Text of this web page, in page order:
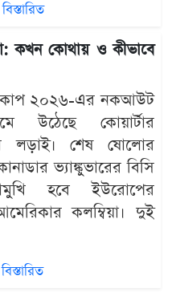
বিস্তারিত
কখন কোথায় ও কীভাবে
২০২৬-এর নকআউট
উঠেছে কোয়ার্টার
লড়াই। শেষ ষোলোর
ভ্যাঙ্কুভারের বিসি
হবে ইউরোপের
কলম্বিয়া। দুই
বিস্তারিত